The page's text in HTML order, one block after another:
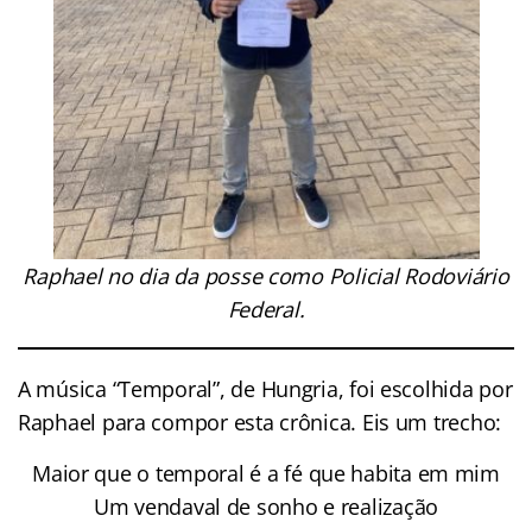
Raphael no dia da posse como Policial Rodoviário
Federal.
A música “Temporal”, de Hungria, foi escolhida por
Raphael para compor esta crônica. Eis um trecho:
Maior que o temporal é a fé que habita em mim
Um vendaval de sonho e realização